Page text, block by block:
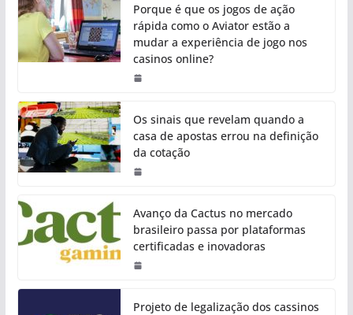
Porque é que os jogos de ação
rápida como o Aviator estão a
mudar a experiência de jogo nos
casinos online?
Os sinais que revelam quando a
casa de apostas errou na definição
da cotação
Avanço da Cactus no mercado
brasileiro passa por plataformas
certificadas e inovadoras
Projeto de legalização dos cassinos